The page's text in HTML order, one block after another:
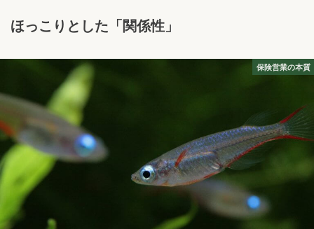
ほっこりとした「関係性」
保険営業の本質